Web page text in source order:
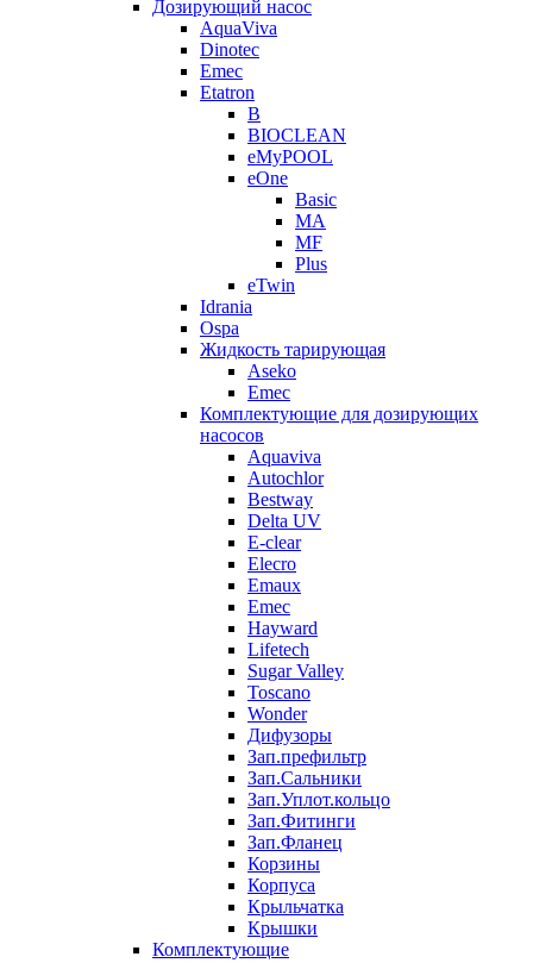
Дозирующий насос
AquaViva
Dinotec
Emec
Etatron
B
BIOCLEAN
eMyPOOL
eOne
Basic
MA
MF
Plus
eTwin
Idrania
Ospa
Жидкость тарирующая
Aseko
Emec
Комплектующие для дозирующих
насосов
Aquaviva
Autochlor
Bestway
Delta UV
E-clear
Elecro
Emaux
Emec
Hayward
Lifetech
Sugar Valley
Toscano
Wonder
Дифузоры
Зап.префильтр
Зап.Сальники
Зап.Уплот.кольцо
Зап.Фитинги
Зап.Фланец
Корзины
Корпуcа
Крыльчатка
Крышки
Комплектующие